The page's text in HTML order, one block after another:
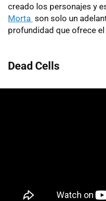
creado los personajes y
Morta son solo un
profundidad que ofrece
Dead Cells